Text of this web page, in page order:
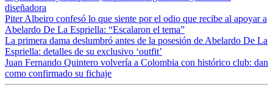
diseñadora
Piter Albeiro confesó lo que siente por el odio que recibe al apoyar a
Abelardo De La Espriella: “Escalaron el tema”
La primera dama deslumbró antes de la posesión de Abelardo De La
Espriella: detalles de su exclusivo ‘outfit’
Juan Fernando Quintero volvería a Colombia con histórico club: dan
como confirmado su fichaje